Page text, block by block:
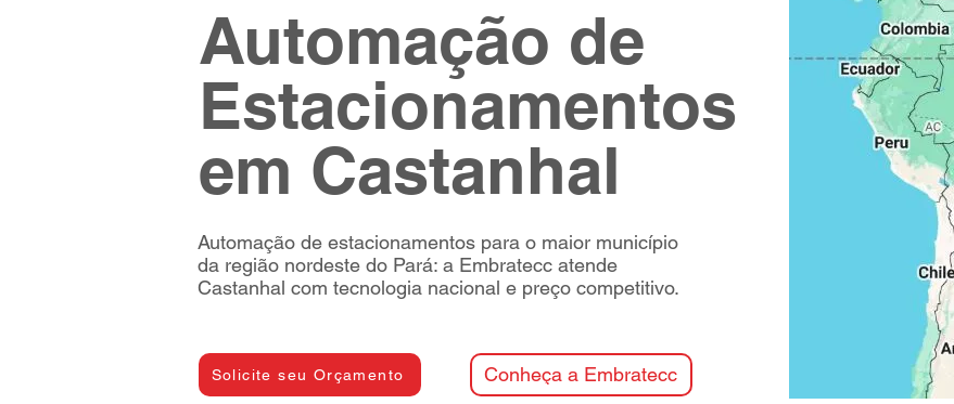
Automação de
Estacionamentos
em Castanhal
Automação de estacionamentos para o maior município
da região nordeste do Pará: a Embratecc atende
Castanhal com tecnologia nacional e preço competitivo.
Solicite seu Orçamento Conheça a Embratecc